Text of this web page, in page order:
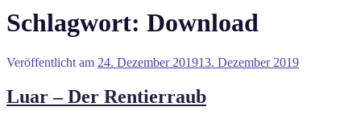
Schlagwort: Download
Veröffentlicht am 24. Dezember 201913. Dezember 2019
Luar – Der Rentierraub